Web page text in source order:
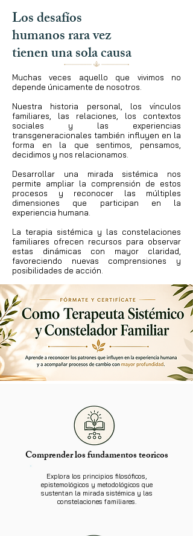
Los desafíos
humanos rara vez
tienen una sola causa
Muchas veces aquello que vivimos no
depende únicamente de nosotros.
Nuestra historia personal, los vínculos
familiares, las relaciones, los contextos
sociales y las experiencias
transgeneracionales también influyen en la
forma en la que sentimos, pensamos,
decidimos y nos relacionamos.
Desarrollar una mirada sistémica nos
permite ampliar la comprensión de estos
procesos y reconocer las múltiples
dimensiones que participan en la
experiencia humana.
La terapia sistémica y las constelaciones
familiares ofrecen recursos para observar
estas dinámicas con mayor claridad,
favoreciendo nuevas comprensiones y
posibilidades de acción.
Comprender los fundamentos teoricos
Explora los principios filosóficos,
epistemológicos y metodológicos que
sustentan la mirada sistémica y las
constelaciones familiares.